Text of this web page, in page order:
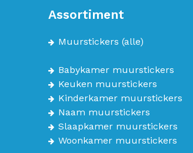
Assortiment
Muurstickers (alle)
Babykamer muurstickers
Keuken muurstickers
Kinderkamer muurstickers
Naam muurstickers
Slaapkamer muurstickers
Woonkamer muurstickers